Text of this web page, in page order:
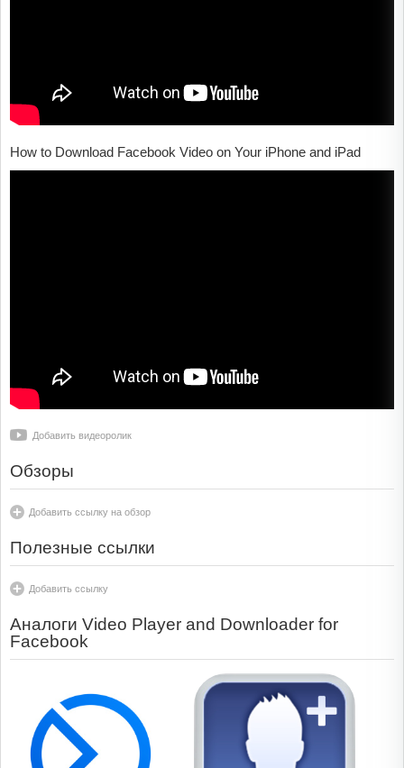
How to Download Facebook Video on Your iPhone and iPad
Добавить видеоролик
Обзоры
Добавить ссылку на обзор
Полезные ссылки
Добавить ссылку
Аналоги Video Player and Downloader for
Facebook